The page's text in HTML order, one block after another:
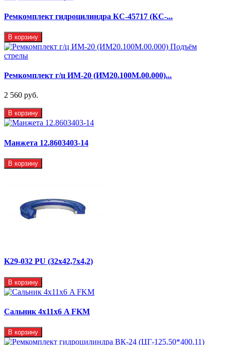
Ремкомплект гидроцилиндра КС-45717 (КС-...
В корзину
Ремкомплект г/ц ИМ-20 (ИМ20.100М.00.000)...
2 560 руб.
В корзину
Манжета 12.8603403-14
В корзину
K29-032 PU (32x42,7x4,2)
В корзину
Сальник 4х11х6 A FKM
В корзину